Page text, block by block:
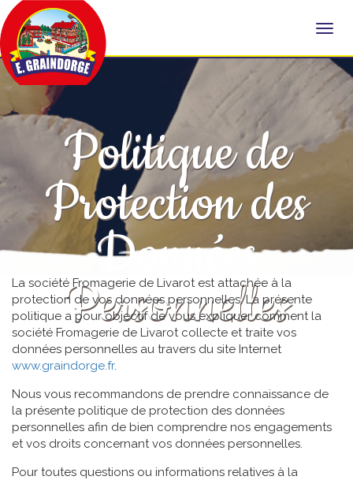
Politique de
Protection des
Données
Personnelles
La société Fromagerie de Livarot est attachée à la
protection de vos données personnelles. La présente
politique a pour objectif de vous expliquer comment la
société Fromagerie de Livarot collecte et traite vos
données personnelles au travers du site Internet
www.graindorge.fr.
Nous vous recommandons de prendre connaissance de
la présente politique de protection des données
personnelles afin de bien comprendre nos engagements
et vos droits concernant vos données personnelles.
Pour toutes questions ou informations relatives à la